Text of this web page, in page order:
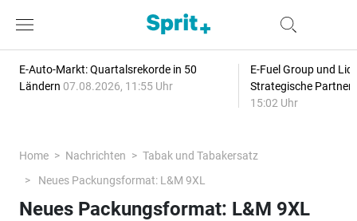
E-Auto-Markt: Quartalsrekorde in 50
Ländern 07.08.2026, 11:55 Uhr
E-Fuel Group und
Strategische
15:02 Uhr
Home Nachrichten
Tabak und Tabakersatz
Neues Packungsformat: L&M 9XL
Neues Packungsformat: L&M 9XL